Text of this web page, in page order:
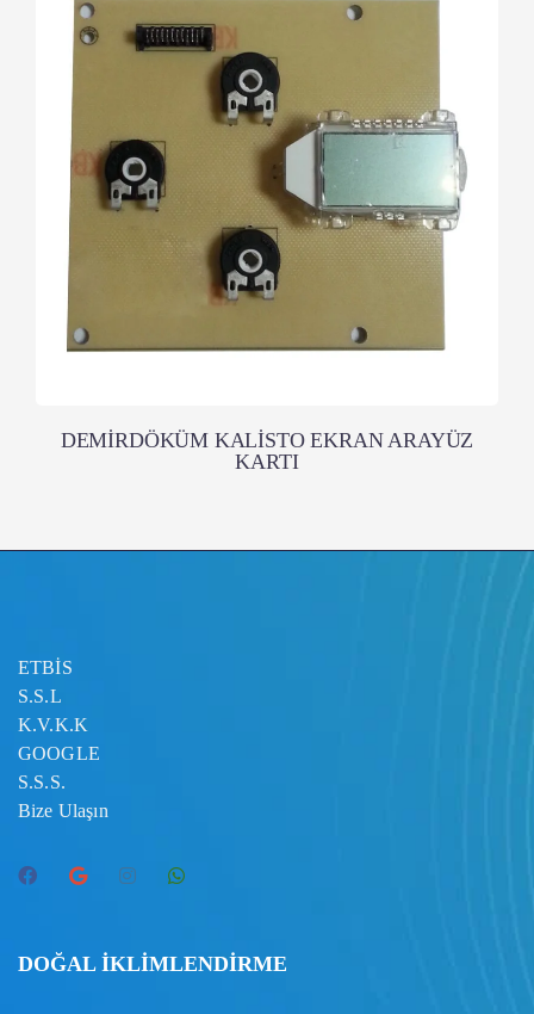
DEMİRDÖKÜM KALİSTO EKRAN ARAYÜZ
KARTI
ETBİS
S.S.L
K.V.K.K
GOOGLE
S.S.S.
Bize Ulaşın
DOĞAL İKLİMLENDİRME